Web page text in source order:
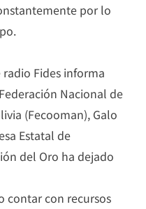
por lo
Fides informa
Nacional de
(Fecooman), Galo
Estatal de
del Oro ha dejado
contar con recursos